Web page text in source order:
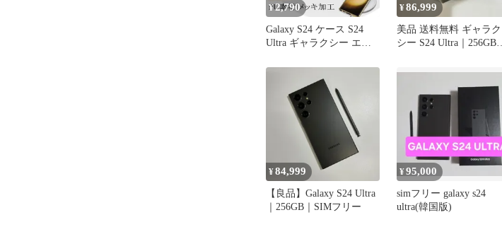
¥2,790
Galaxy S24 ケース S24
Ultra ギャラクシー エス
ト スタンド Galaxy S23+
Galaxy S22 レザー カバー
ギャラクシー エス22 PU
メッキ加
¥86,999
美品 送料無料 ギャラク
シー S24 Ultra｜256GB｜
¥84,999
【良品】Galaxy S24 Ultra
｜256GB｜SIMフリー
¥95,000
simフリー galaxy s24
ultra(韓国版)